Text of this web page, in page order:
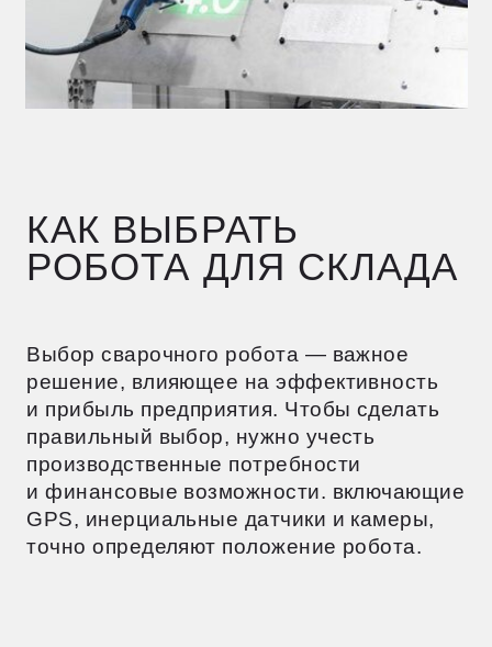
И СТОИМОСТЬ
Прежде чем купить сварочного робота,
нужно провести тщательный анализ. При
и материалы.
Важно рассчитать затраты на обучение
сотрудников, техническую поддержку
учитывая его производительность
и частоту использования.
Также следует учесть расходы
на интеграцию робота в существующие
производственные процессы, покупку
запасных частей и расходных
материалов.